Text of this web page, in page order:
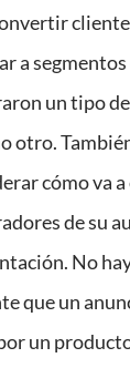
a segmentos
un tipo
otro.
cómo va
de su
No
que un
un